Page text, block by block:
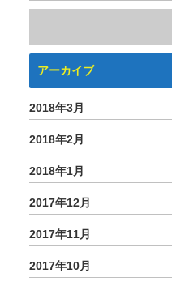
アーカイブ
2018年3月
2018年2月
2018年1月
2017年12月
2017年11月
2017年10月